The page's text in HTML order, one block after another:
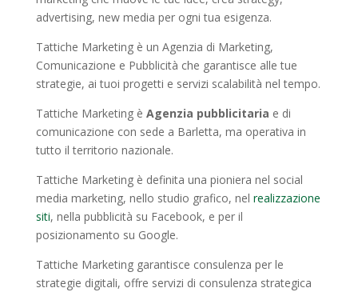
advertising, new media per ogni tua esigenza.
Tattiche Marketing è un Agenzia di Marketing,
Comunicazione e Pubblicità che garantisce alle tue
strategie, ai tuoi progetti e servizi scalabilità nel tempo.
Tattiche Marketing è Agenzia pubblicitaria e di
comunicazione con sede a Barletta, ma operativa in
tutto il territorio nazionale.
Tattiche Marketing è definita una pioniera nel social
media marketing, nello studio grafico, nel realizzazione
siti, nella pubblicità su Facebook, e per il
posizionamento su Google.
Tattiche Marketing garantisce consulenza per le
strategie digitali, offre servizi di consulenza strategica